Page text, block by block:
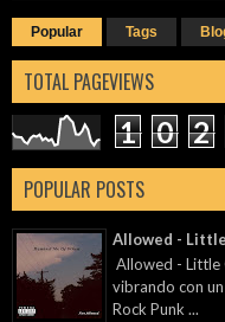
Popular Tags
TOTAL PAGEVIEWS
1 0 2
POPULAR POSTS
Allowed -
Allowed - Little
vibrando con
Rock Punk ...